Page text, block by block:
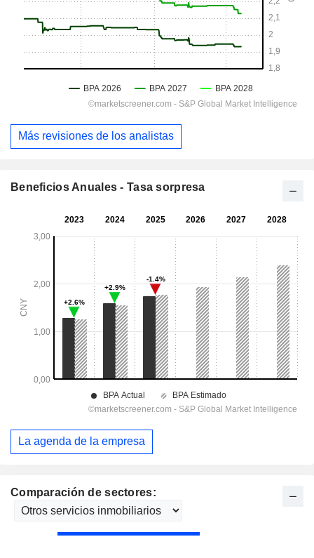
Comparación de sectores:
Más revisiones de los analistas
Beneficios Anuales - Tasa sorpresa
La agenda de la empresa